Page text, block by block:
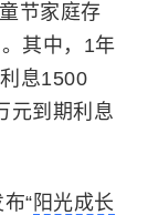
节家庭存
其中，1年
息1500
元到期利息
“ 阳光成长